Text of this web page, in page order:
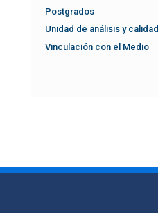
Postgrados
Unidad de análisis y calidad
Vinculación con el Medio